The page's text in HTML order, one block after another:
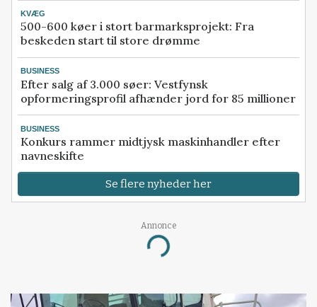
KVÆG
500-600 køer i stort barmarksprojekt: Fra
beskeden start til store drømme
BUSINESS
Efter salg af 3.000 søer: Vestfynsk
opformeringsprofil afhænder jord for 85 millioner
BUSINESS
Konkurs rammer midtjysk maskinhandler efter
navneskifte
Se flere nyheder her
Annonce
Loading...